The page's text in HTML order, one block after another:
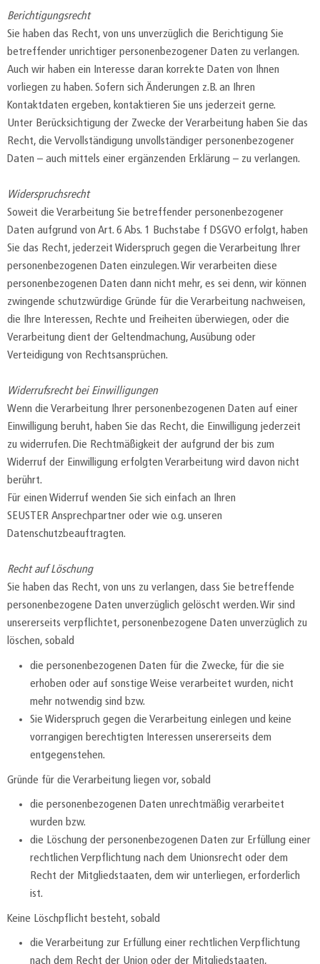
Berichtigungsrecht
Sie haben das Recht, von uns unverzüglich die Berichtigung Sie
betreffender unrichtiger personenbezogener Daten zu verlangen.
Auch wir haben ein Interesse daran korrekte Daten von Ihnen
vorliegen zu haben. Sofern sich Änderungen z.B. an Ihren
Kontaktdaten ergeben, kontaktieren Sie uns jederzeit gerne.
Unter Berücksichtigung der Zwecke der Verarbeitung haben Sie das
Recht, die Vervollständigung unvollständiger personenbezogener
Daten – auch mittels einer ergänzenden Erklärung – zu verlangen.
Widerspruchsrecht
Soweit die Verarbeitung Sie betreffender personenbezogener
Daten aufgrund von Art. 6 Abs. 1 Buchstabe f DSGVO erfolgt, haben
Sie das Recht, jederzeit Widerspruch gegen die Verarbeitung Ihrer
personenbezogenen Daten einzulegen. Wir verarbeiten diese
personenbezogenen Daten dann nicht mehr, es sei denn, wir können
zwingende schutzwürdige Gründe für die Verarbeitung nachweisen,
die Ihre Interessen, Rechte und Freiheiten überwiegen, oder die
Verarbeitung dient der Geltendmachung, Ausübung oder
Verteidigung von Rechtsansprüchen.
Widerrufsrecht bei Einwilligungen
Wenn die Verarbeitung Ihrer personenbezogenen Daten auf einer
Einwilligung beruht, haben Sie das Recht, die Einwilligung jederzeit
zu widerrufen. Die Rechtmäßigkeit der aufgrund der bis zum
Widerruf der Einwilligung erfolgten Verarbeitung wird davon nicht
berührt.
Für einen Widerruf wenden Sie sich einfach an Ihren
SEUSTER Ansprechpartner oder wie o.g. unseren
Datenschutzbeauftragten.
Recht auf Löschung
Sie haben das Recht, von uns zu verlangen, dass Sie betreffende
personenbezogene Daten unverzüglich gelöscht werden. Wir sind
unsererseits verpflichtet, personenbezogene Daten unverzüglich zu
löschen, sobald
die personenbezogenen Daten für die Zwecke, für die sie
erhoben oder auf sonstige Weise verarbeitet wurden, nicht
mehr notwendig sind bzw.
Sie Widerspruch gegen die Verarbeitung einlegen und keine
vorrangigen berechtigten Interessen unsererseits dem
entgegenstehen.
Gründe für die Verarbeitung liegen vor, sobald
die personenbezogenen Daten unrechtmäßig verarbeitet
wurden bzw.
die Löschung der personenbezogenen Daten zur Erfüllung einer
rechtlichen Verpflichtung nach dem Unionsrecht oder dem
Recht der Mitgliedstaaten, dem wir unterliegen, erforderlich
ist.
Keine Löschpflicht besteht, sobald
die Verarbeitung zur Erfüllung einer rechtlichen Verpflichtung
nach dem Recht der Union oder der Mitgliedstaaten,